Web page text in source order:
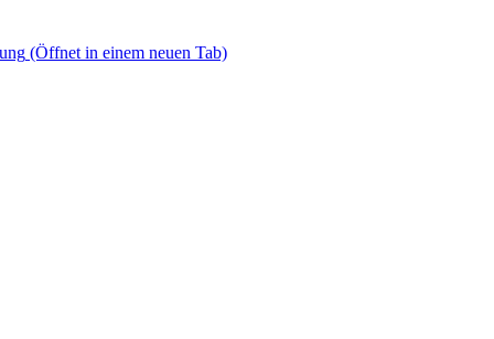
(Öffnet in einem neuen Tab)